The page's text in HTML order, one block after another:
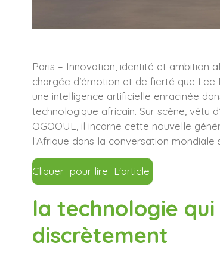
Paris – Innovation, identité et ambition
chargée d’émotion et de fierté que
une intelligence artificielle enracinée
technologique africain. Sur scène, vêtu
OGOOUE, il incarne cette nouvelle
l’Afrique dans la conversation mondiale
Cliquer pour lire L'article
la technologie
discrètement